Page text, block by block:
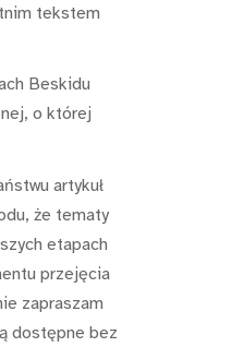
tekstem
Beskidu
o której
artykuł
że tematy
etapach
przejęcia
zapraszam
dostępne bez